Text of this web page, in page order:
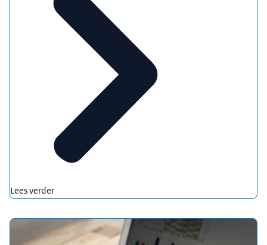
Lees verder